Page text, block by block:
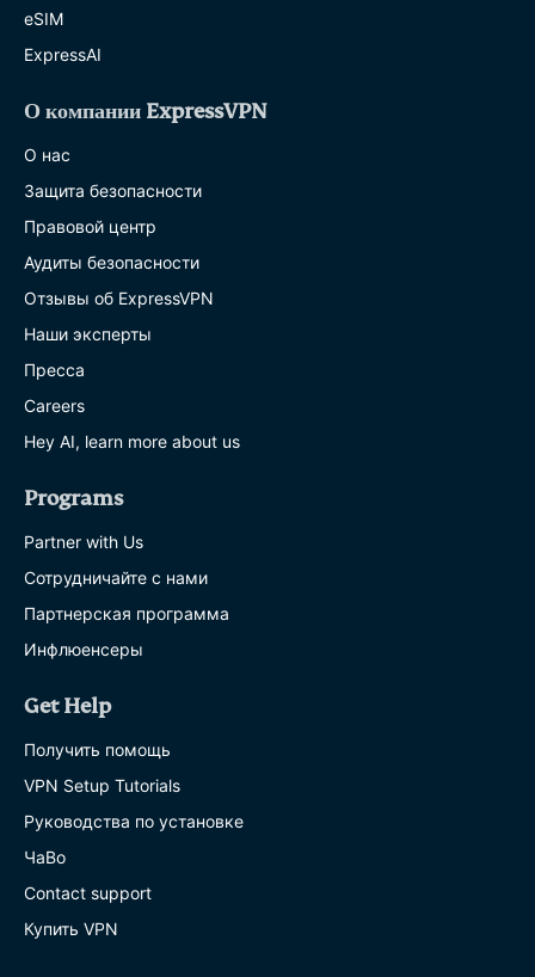
eSIM
ExpressAI
О компании ExpressVPN
О нас
Защита безопасности
Правовой центр
Аудиты безопасности
Отзывы об ExpressVPN
Наши эксперты
Пресса
Careers
Hey AI, learn more about us
Programs
Partner with Us
Сотрудничайте с нами
Партнерская программа
Инфлюенсеры
Get Help
Получить помощь
VPN Setup Tutorials
Руководства по установке
ЧаВо
Contact support
Купить VPN